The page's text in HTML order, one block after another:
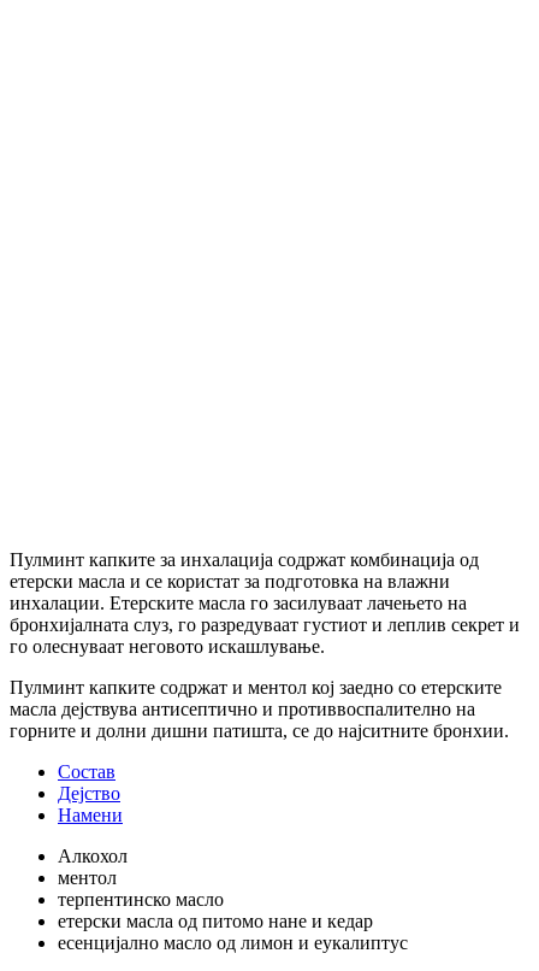
Пулминт капките за инхалација содржат комбинација од
етерски масла и се користат за подготовка на влажни
инхалации. Етерските масла го засилуваат лачењето на
бронхијалната слуз, го разредуваат густиот и леплив секрет и
го олеснуваат неговото искашлување.
Пулминт капките содржат и ментол кој заедно со етерските
масла дејствува антисептично и противвоспалително на
горните и долни дишни патишта, се до најситните бронхии.
Состав
Дејство
Намени
Алкохол
ментол
терпентинско масло
етерски масла од питомо нане и кедар
есенцијално масло од лимон и еукалиптус